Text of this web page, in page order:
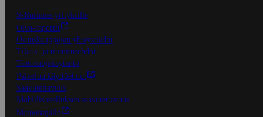
S-Business yrityksille
Oiva-raportit
Osuuskauppojen yhteystiedot
Tilaus- ja toimitusehdot
Tietosuojakäytäntö
Palvelun käyttöehdot
Saavutettavuus
Mobiilisovelluksen saavutettavuus
Mainostajalle